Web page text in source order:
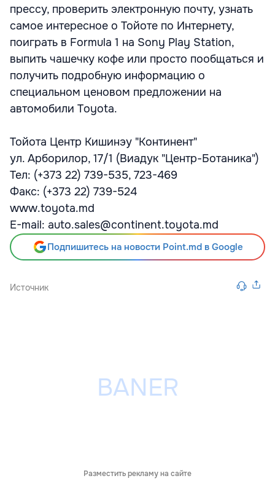
прессу, проверить электронную почту, узнать
самое интересное о Тойоте по Интернету,
поиграть в Formula 1 на Sony Play Station,
выпить чашечку кофе или просто пообщаться и
получить подробную информацию о
специальном ценовом предложении на
автомобили Toyota.
Тойота Центр Кишинэу "Континент"
ул. Арборилор, 17/1 (Виадук "Центр-Ботаника")
Тел: (+373 22) 739-535, 723-469
Факс: (+373 22) 739-524
www.toyota.md
E-mail: auto.sales@continent.toyota.md
Подпишитесь на новости Point.md в Google
Источник
Разместить рекламу на сайте